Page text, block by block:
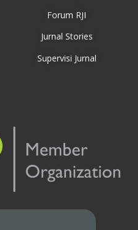
Forum RJI
Jurnal Stories
Supervisi Jurnal